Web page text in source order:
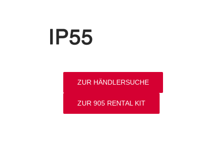
ZUR HÄNDLERSUCHE
ZUR 905 RENTAL KIT